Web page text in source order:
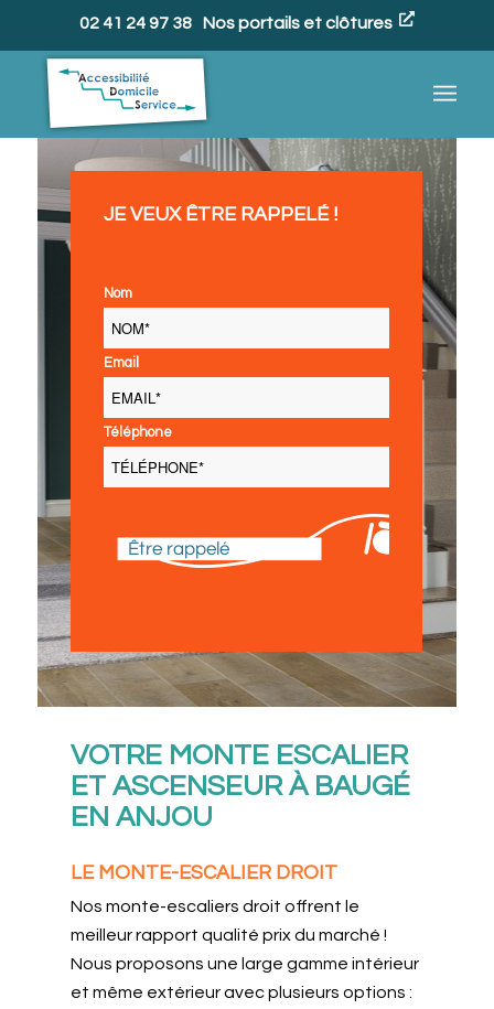
02 41 24 97 38 Nos portails et clôtures
JE VEUX ÊTRE RAPPELÉ !
Nom
Email
Téléphone
Être rappelé
VOTRE MONTE ESCALIER
ET ASCENSEUR À BAUGÉ
EN ANJOU
LE MONTE-ESCALIER DROIT
Nos monte-escaliers droit offrent le
meilleur rapport qualité prix du marché !
Nous proposons une large gamme intérieur
et même extérieur avec plusieurs options :